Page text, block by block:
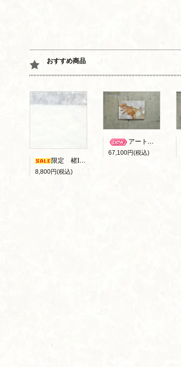
おすすめ商品
限定 楮100％ 雲竜障子紙 （ｷｽﾞｱﾘ）
8,800円(税込)
アートパネル B-006
67,100円(税込)